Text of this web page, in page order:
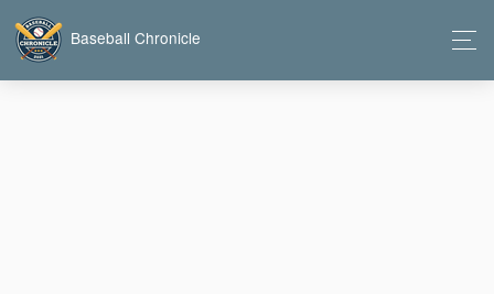
Baseball Chronicle